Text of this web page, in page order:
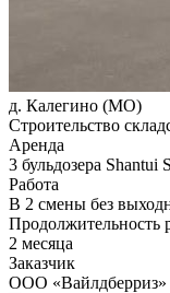
д. Калегино (МО)
Строительство
Аренда
3 бульдозера Shantui
Работа
В 2 смены без
Продолжительность
2 месяца
Заказчик
ООО «Вайлдберриз»